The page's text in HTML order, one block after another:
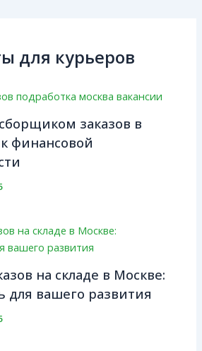
для курьеров
заказов в
финансовой
на складе в Москве:
для вашего развития